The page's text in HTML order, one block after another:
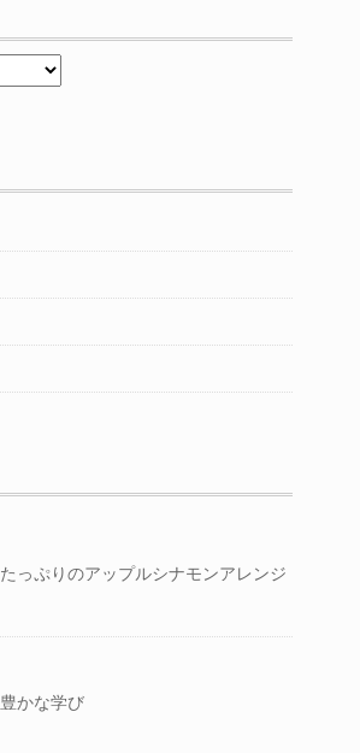
たっぷりのアップルシナモンアレンジ
豊かな学び